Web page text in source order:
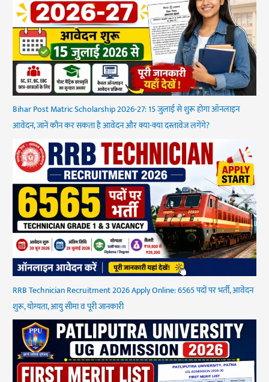
Bihar Post Matric Scholarship 2026-27: 15 जुलाई से शुरू होगा ऑनलाइन
आवेदन, जानें कौन कर सकता है आवेदन और क्या-क्या दस्तावेज लगेंगे?
RRB Technician Recruitment 2026 Apply Online: 6565 पदों पर भर्ती, आवेदन
शुरू, योग्यता, आयु सीमा व पूरी जानकारी